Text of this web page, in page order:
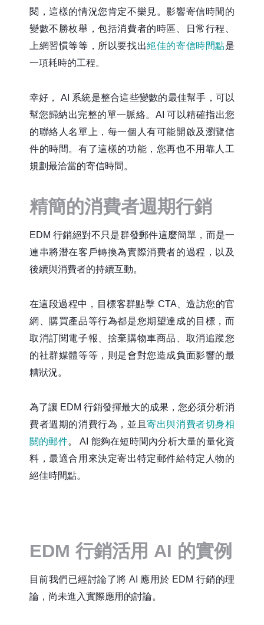
閱，這樣的情況您肯定不樂見。影響寄信時間的
變數不勝枚舉，包括消費者的時區、日常行程、
上網習慣等等，所以要找出絕佳的寄信時間點是
一項耗時的工程。
幸好， AI 系統是整合這些變數的最佳幫手，可以
幫您歸納出完整的單一脈絡。AI 可以精確指出您
的聯絡人名單上，每一個人有可能開啟及瀏覽信
件的時間。有了這樣的功能，您再也不用靠人工
規劃最洽當的寄信時間。
精簡的消費者週期行銷
EDM 行銷絕對不只是群發郵件這麼簡單，而是一
連串將潛在客戶轉換為實際消費者的過程，以及
後續與消費者的持續互動。
在這段過程中，目標客群點擊 CTA、造訪您的官
網、購買產品等行為都是您期望達成的目標，而
取消訂閱電子報、捨棄購物車商品、取消追蹤您
的社群媒體等等，則是會對您造成負面影響的最
糟狀況。
為了讓 EDM 行銷發揮最大的成果，您必須分析消
費者週期的消費行為，並且寄出與消費者切身相
關的郵件。 AI 能夠在短時間內分析大量的量化資
料，最適合用來決定寄出特定郵件給特定人物的
絕佳時間點。
EDM 行銷活用 AI 的實例
目前我們已經討論了將 AI 應用於 EDM 行銷的理
論，尚未進入實際應用的討論。